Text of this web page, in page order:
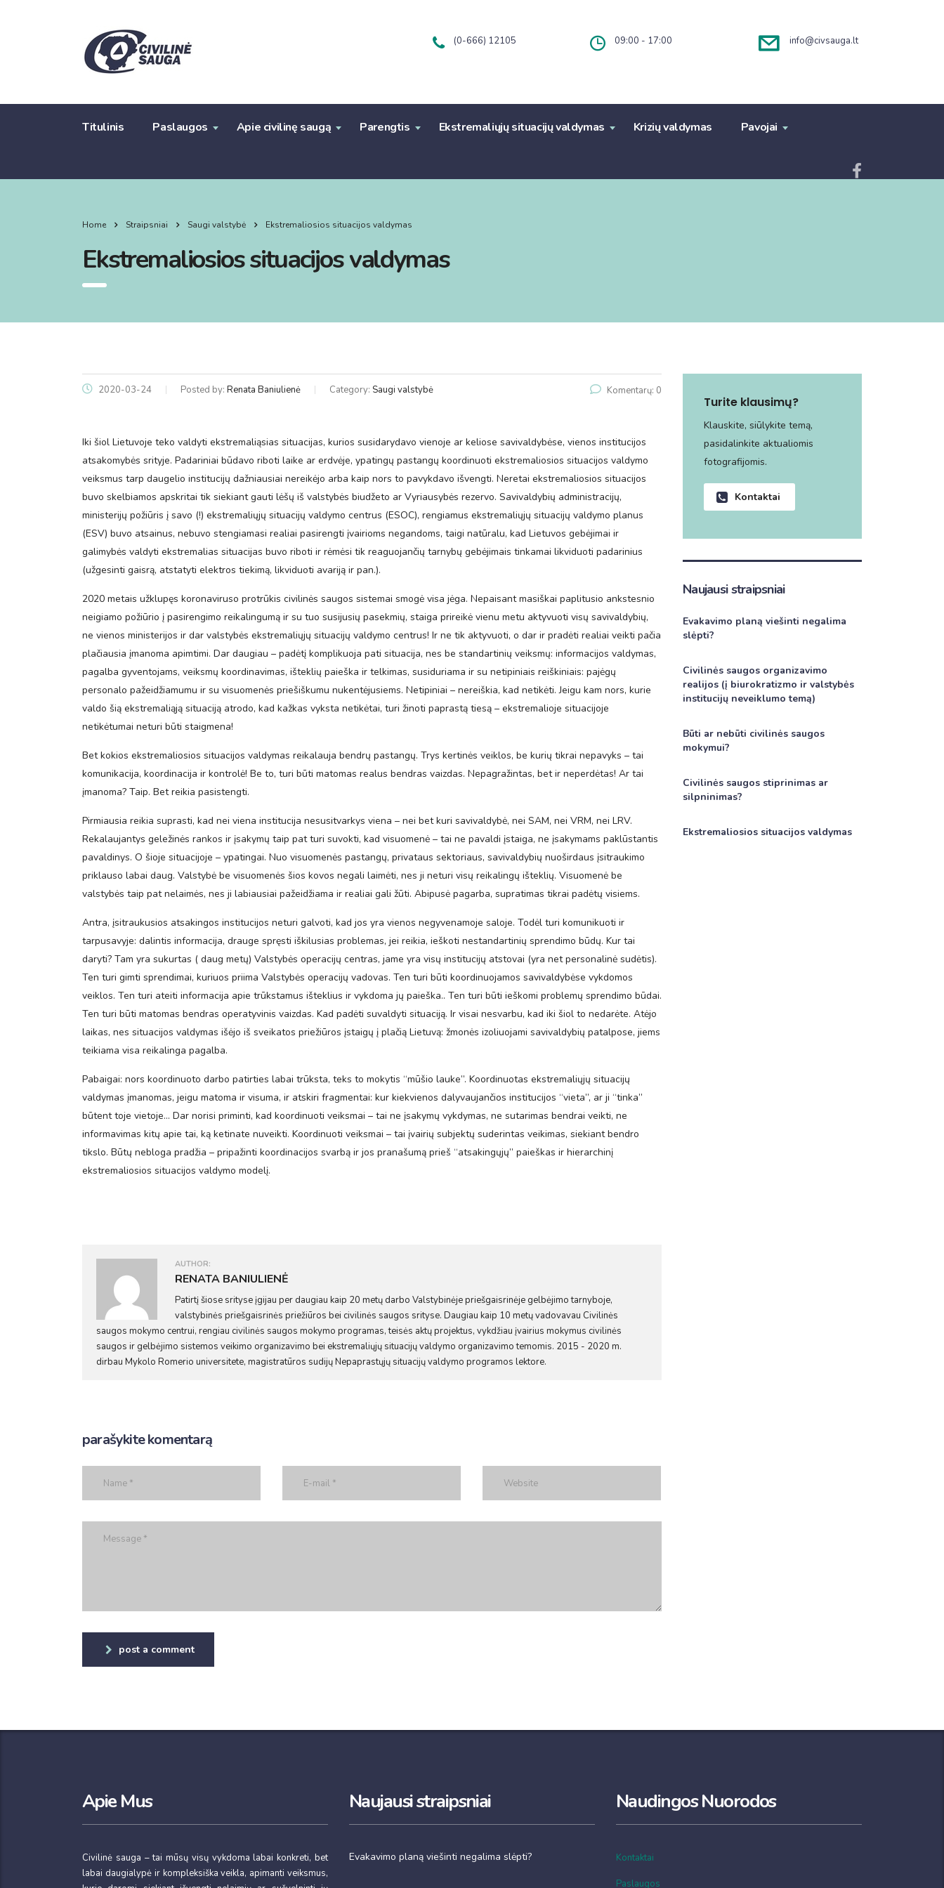
info@civsauga.lt
09:00 - 17:00
(0-666) 12105
Titulinis Paslaugos Apie civilinę saugą Parengtis Ekstremaliųjų situacijų valdymas Krizių valdymas Pavojai
Home Straipsniai Saugi valstybė Ekstremaliosios situacijos valdymas
Ekstremaliosios situacijos valdymas
2020-03-24 Posted by: Renata Baniulienė Category: Saugi valstybė Komentarų: 0
Iki šiol Lietuvoje teko valdyti ekstremaliąsias situacijas, kurios susidarydavo vienoje ar keliose savivaldybėse, vienos institucijos
atsakomybės srityje. Padariniai būdavo riboti laike ar erdvėje, ypatingų pastangų koordinuoti ekstremaliosios situacijos valdymo
veiksmus tarp daugelio institucijų dažniausiai nereikėjo arba kaip nors to pavykdavo išvengti. Neretai ekstremaliosios situacijos
buvo skelbiamos apskritai tik siekiant gauti lėšų iš valstybės biudžeto ar Vyriausybės rezervo. Savivaldybių administracijų,
ministerijų požiūris į savo (!) ekstremaliųjų situacijų valdymo centrus (ESOC), rengiamus ekstremaliųjų situacijų valdymo planus
(ESV) buvo atsainus, nebuvo stengiamasi realiai pasirengti įvairioms negandoms, taigi natūralu, kad Lietuvos gebėjimai ir
galimybės valdyti ekstremalias situacijas buvo riboti ir rėmėsi tik reaguojančių tarnybų gebėjimais tinkamai likviduoti padarinius
(užgesinti gaisrą, atstatyti elektros tiekimą, likviduoti avariją ir pan.).
2020 metais užklupęs koronaviruso protrūkis civilinės saugos sistemai smogė visa jėga. Nepaisant masiškai paplitusio ankstesnio
neigiamo požiūrio į pasirengimo reikalingumą ir su tuo susijusių pasekmių, staiga prireikė vienu metu aktyvuoti visų savivaldybių,
ne vienos ministerijos ir dar valstybės ekstremaliųjų situacijų valdymo centrus! Ir ne tik aktyvuoti, o dar ir pradėti realiai veikti pačia
plačiausia įmanoma apimtimi. Dar daugiau – padėtį komplikuoja pati situacija, nes be standartinių veiksmų: informacijos valdymas,
pagalba gyventojams, veiksmų koordinavimas, išteklių paieška ir telkimas, susiduriama ir su netipiniais reiškiniais: pajėgų
personalo pažeidžiamumu ir su visuomenės priešiškumu nukentėjusiems. Netipiniai – nereiškia, kad netikėti. Jeigu kam nors, kurie
valdo šią ekstremaliąją situaciją atrodo, kad kažkas vyksta netikėtai, turi žinoti paprastą tiesą – ekstremalioje situacijoje
netikėtumai neturi būti staigmena!
Bet kokios ekstremaliosios situacijos valdymas reikalauja bendrų pastangų. Trys kertinės veiklos, be kurių tikrai nepavyks – tai
komunikacija, koordinacija ir kontrolė! Be to, turi būti matomas realus bendras vaizdas. Nepagražintas, bet ir neperdėtas! Ar tai
įmanoma? Taip. Bet reikia pasistengti.
Pirmiausia reikia suprasti, kad nei viena institucija nesusitvarkys viena – nei bet kuri savivaldybė, nei SAM, nei VRM, nei LRV.
Rekalaujantys geležinės rankos ir įsakymų taip pat turi suvokti, kad visuomenė – tai ne pavaldi įstaiga, ne įsakymams paklūstantis
pavaldinys. O šioje situacijoje – ypatingai. Nuo visuomenės pastangų, privataus sektoriaus, savivaldybių nuoširdaus įsitraukimo
priklauso labai daug. Valstybė be visuomenės šios kovos negali laimėti, nes ji neturi visų reikalingų išteklių. Visuomenė be
valstybės taip pat nelaimės, nes ji labiausiai pažeidžiama ir realiai gali žūti. Abipusė pagarba, supratimas tikrai padėtų visiems.
Antra, įsitraukusios atsakingos institucijos neturi galvoti, kad jos yra vienos negyvenamoje saloje. Todėl turi komunikuoti ir
tarpusavyje: dalintis informacija, drauge spręsti iškilusias problemas, jei reikia, ieškoti nestandartinių sprendimo būdų. Kur tai
daryti? Tam yra sukurtas ( daug metų) Valstybės operacijų centras, jame yra visų institucijų atstovai (yra net personalinė sudėtis).
Ten turi gimti sprendimai, kuriuos priima Valstybės operacijų vadovas. Ten turi būti koordinuojamos savivaldybėse vykdomos
veiklos. Ten turi ateiti informacija apie trūkstamus išteklius ir vykdoma jų paieška.. Ten turi būti ieškomi problemų sprendimo būdai.
Ten turi būti matomas bendras operatyvinis vaizdas. Kad padėti suvaldyti situaciją. Ir visai nesvarbu, kad iki šiol to nedarėte. Atėjo
laikas, nes situacijos valdymas išėjo iš sveikatos priežiūros įstaigų į plačią Lietuvą: žmonės izoliuojami savivaldybių patalpose, jiems
teikiama visa reikalinga pagalba.
Pabaigai: nors koordinuoto darbo patirties labai trūksta, teks to mokytis “mūšio lauke”. Koordinuotas ekstremaliųjų situacijų
valdymas įmanomas, jeigu matoma ir visuma, ir atskiri fragmentai: kur kiekvienos dalyvaujančios institucijos “vieta”, ar ji “tinka”
būtent toje vietoje… Dar norisi priminti, kad koordinuoti veiksmai – tai ne įsakymų vykdymas, ne sutarimas bendrai veikti, ne
informavimas kitų apie tai, ką ketinate nuveikti. Koordinuoti veiksmai – tai įvairių subjektų suderintas veikimas, siekiant bendro
tikslo. Būtų nebloga pradžia – pripažinti koordinacijos svarbą ir jos pranašumą prieš “atsakingųjų” paieškas ir hierarchinį
ekstremaliosios situacijos valdymo modelį.
AUTHOR:
RENATA BANIULIENĖ
Patirtį šiose srityse įgijau per daugiau kaip 20 metų darbo Valstybinėje priešgaisrinėje gelbėjimo tarnyboje,
valstybinės priešgaisrinės priežiūros bei civilinės saugos srityse. Daugiau kaip 10 metų vadovavau Civilinės
saugos mokymo centrui, rengiau civilinės saugos mokymo programas, teisės aktų projektus, vykdžiau įvairius mokymus civilinės
saugos ir gelbėjimo sistemos veikimo organizavimo bei ekstremaliųjų situacijų valdymo organizavimo temomis. 2015 - 2020 m.
dirbau Mykolo Romerio universitete, magistratūros sudijų Nepaprastųjų situacijų valdymo programos lektore.
parašykite komentarą
post a comment
Turite klausimų?
Klauskite, siūlykite temą,
pasidalinkite aktualiomis
fotografijomis.
Kontaktai
Naujausi straipsniai
Evakavimo planą viešinti negalima
slėpti?
Civilinės saugos organizavimo
realijos (į biurokratizmo ir valstybės
institucijų neveiklumo temą)
Būti ar nebūti civilinės saugos
mokymui?
Civilinės saugos stiprinimas ar
silpninimas?
Ekstremaliosios situacijos valdymas
Apie Mus
Civilinė sauga – tai mūsų visų vykdoma labai konkreti, bet
labai daugialypė ir kompleksiška veikla, apimanti veiksmus,
Naujausi straipsniai
Evakavimo planą viešinti negalima slėpti?
Naudingos Nuorodos
Kontaktai
Paslaugos